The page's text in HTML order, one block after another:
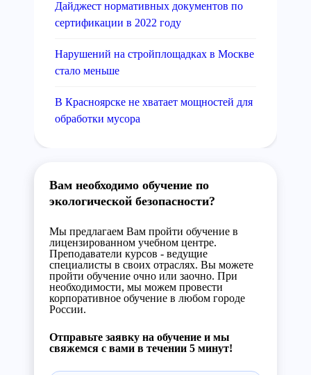
Дайджест нормативных документов по
сертификации в 2022 году
Нарушений на стройплощадках в Москве
стало меньше
В Красноярске не хватает мощностей для
обработки мусора
Вам необходимо обучение по
экологической безопасности?
Мы предлагаем Вам пройти обучение в
лицензированном учебном центре.
Преподаватели курсов - ведущие
специалисты в своих отраслях. Вы можете
пройти обучение очно или заочно. При
необходимости, мы можем провести
корпоративное обучение в любом городе
России.
Отправьте заявку на обучение и мы
свяжемся с вами в течении 5 минут!